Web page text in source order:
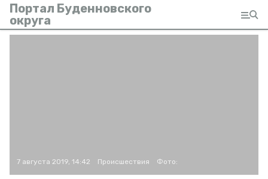
Портал Буденновского
округа
7 августа 2019, 14:42 Происшествия Фото: